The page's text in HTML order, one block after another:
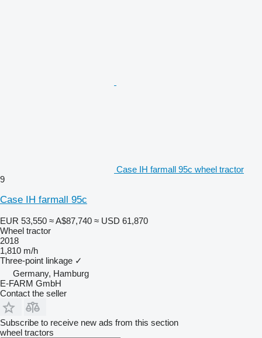
Case IH farmall 95c wheel tractor
9
Case IH farmall 95c
EUR 53,550 ≈ A$87,740 ≈ USD 61,870
Wheel tractor
2018
1,810 m/h
Three-point linkage ✓
Germany, Hamburg
E-FARM GmbH
Contact the seller
Subscribe to receive new ads from this section
wheel tractors